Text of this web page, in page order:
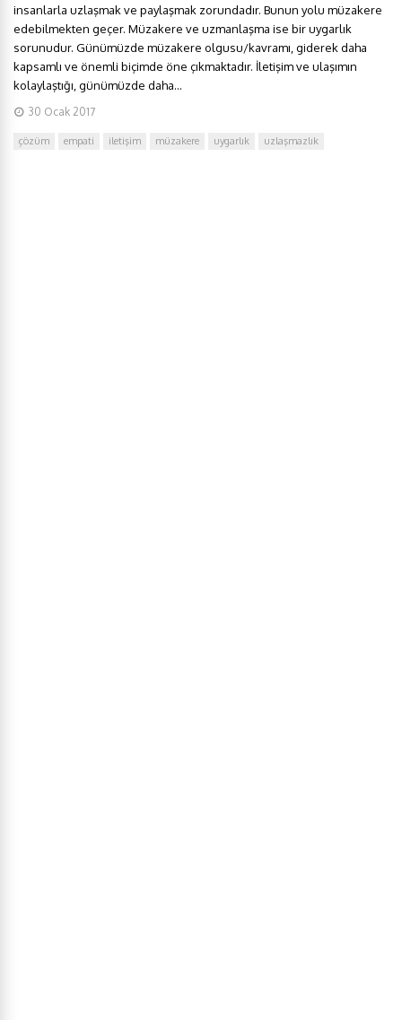
insanlarla uzlaşmak ve paylaşmak zorundadır. Bunun yolu müzakere
edebilmekten geçer. Müzakere ve uzmanlaşma ise bir uygarlık
sorunudur. Günümüzde müzakere olgusu/kavramı, giderek daha
kapsamlı ve önemli biçimde öne çıkmaktadır. İletişim ve ulaşımın
kolaylaştığı, günümüzde daha...
30 Ocak 2017
çözüm empati iletişim müzakere uygarlık uzlaşmazlık